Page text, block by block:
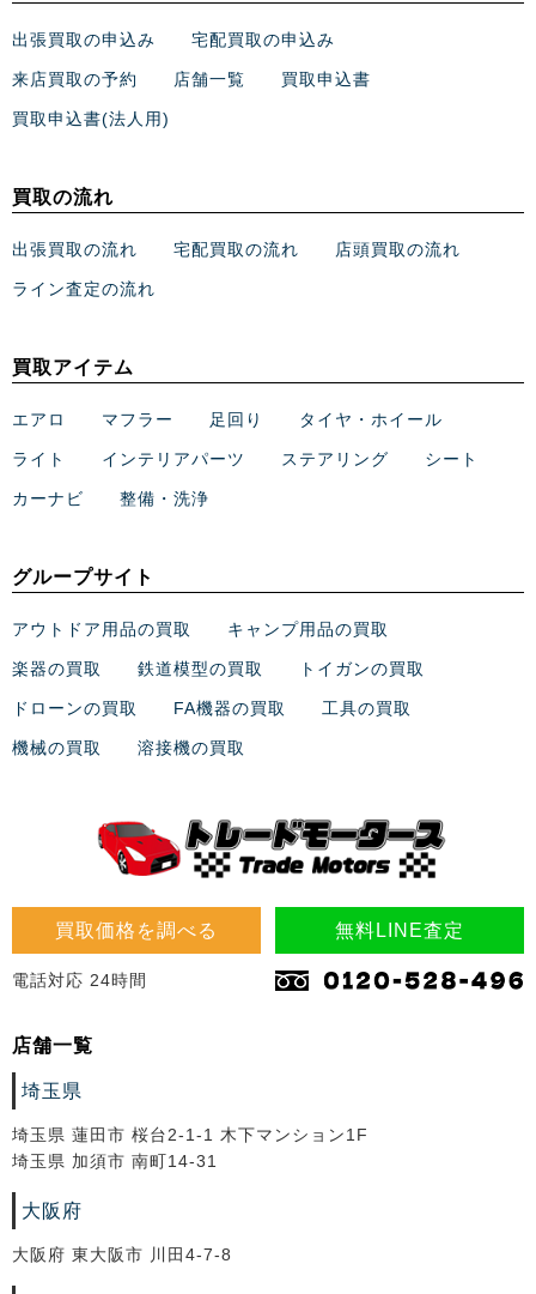
買取価格を調べる 無料LINE査定
電話対応 24時間
店舗一覧
埼玉県
埼玉県 蓮田市 桜台2-1-1 木下マンション1F
埼玉県 加須市 南町14-31
大阪府
大阪府 東大阪市 川田4-7-8
出張買取の申込み 宅配買取の申込み
来店買取の予約 店舗一覧 買取申込書
買取申込書(法人用)
買取の流れ
出張買取の流れ 宅配買取の流れ 店頭買取の流れ
ライン査定の流れ
買取アイテム
エアロ マフラー 足回り タイヤ・ホイール
ライト インテリアパーツ ステアリング シート
カーナビ 整備・洗浄
グループサイト
アウトドア用品の買取 キャンプ用品の買取
楽器の買取 鉄道模型の買取 トイガンの買取
ドローンの買取 FA機器の買取 工具の買取
機械の買取 溶接機の買取